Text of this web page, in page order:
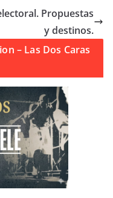
Propuestas
y destinos.
– Las Dos Caras